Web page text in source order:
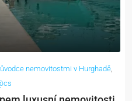
nemovitostmi v Hurghadě,